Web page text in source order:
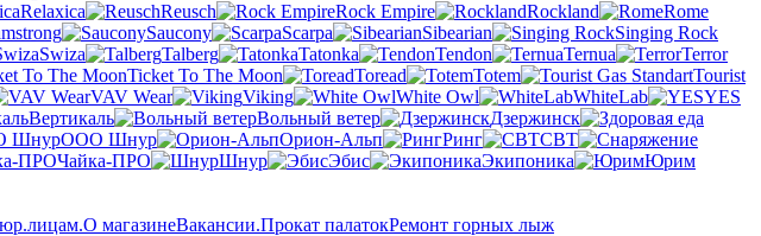
Relaxica Reusch Rock Empire Rockland
Rome
Saucony Scarpa Sibearian
Singing Rock
Swiza Talberg Tatonka Tendon Ternua
Terror
Ticket To The Moon Toread Totem
Tourist
VAV Wear Viking White Owl WhiteLab
YES
Вертикаль Вольный ветер
Дзержинск
ООО Шнур Орион-Альп Ринг
СВТ
Чайка-ПРО Шнур Эбис Экипоника
Юрим
О магазинеВакансии.Прокат палатокРемонт горных лыж